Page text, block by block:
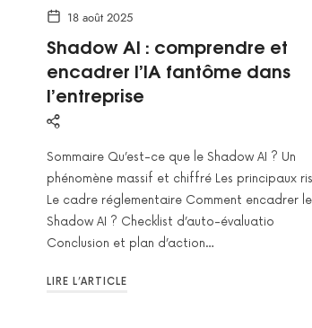
18 août 2025
Shadow AI : comprendre et
encadrer l’IA fantôme dans
l’entreprise
Sommaire Qu’est-ce que le Shadow AI ? Un
phénomène massif et chiffré Les principaux
Le cadre réglementaire Comment encadrer le
Shadow AI ? Checklist d’auto-évaluatio
Conclusion et plan d’action…
LIRE L’ARTICLE